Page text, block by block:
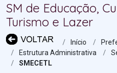
SM de Educação,
Turismo e Lazer
Início
Estrutura Administrativa
SMECETL